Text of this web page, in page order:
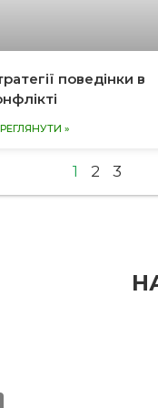
поведінки в
»
1 2 3